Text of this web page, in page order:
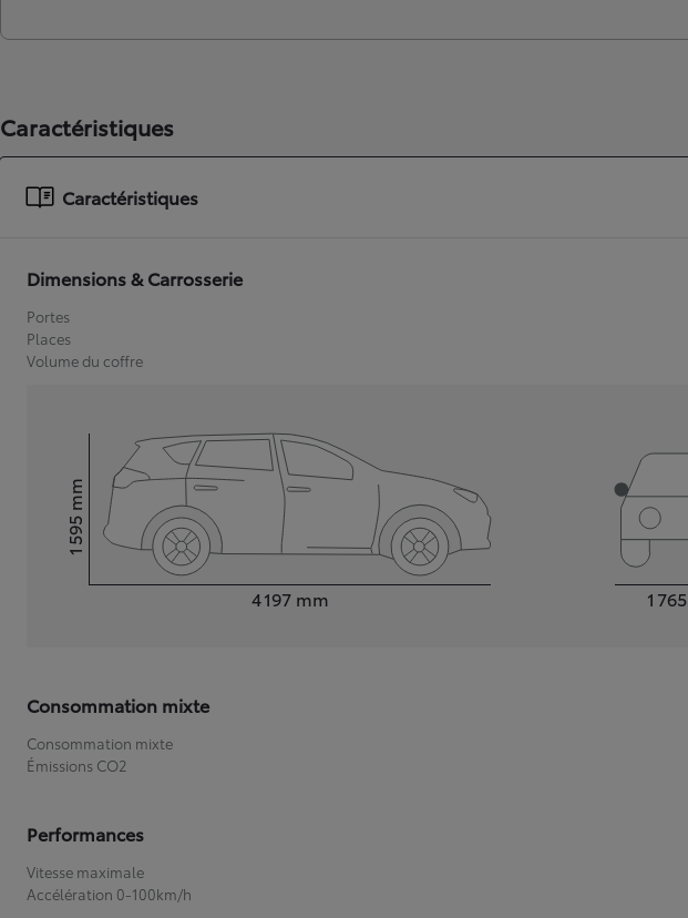
Caractéristiques
Caractéristiques
Dimensions & Carrosserie
Portes
Places
Volume du coffre
4 197 mm
Hauteur1 595
mm
1 765
Consommation mixte
Consommation mixte
Émissions CO2
Performances
Vitesse maximale
Accélération 0-100km/h